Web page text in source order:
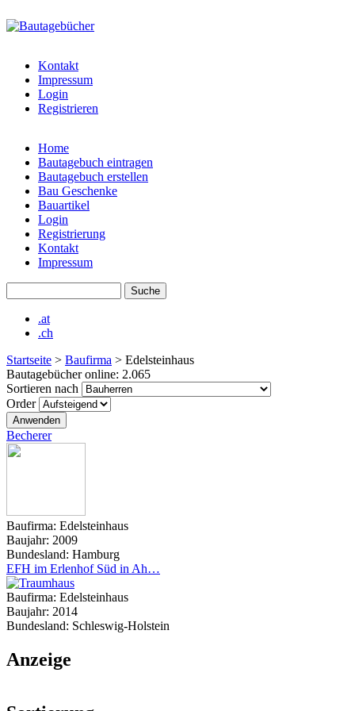
bautagebuch-
liste.de
Kontakt
Impressum
Login
Registrieren
Hauptmenü
Home
Bautagebuch eintragen
Bautagebuch erstellen
Bau Geschenke
Bauartikel
Login
Registrierung
Kontakt
Impressum
.at
.ch
Startseite > Baufirma > Edelsteinhaus
Bautagebücher online: 2.065
Sortieren nach
Order
Becherer
Baufirma: Edelsteinhaus
Baujahr: 2009
Bundesland: Hamburg
EFH im Erlenhof Süd in Ah…
Baufirma: Edelsteinhaus
Baujahr: 2014
Bundesland: Schleswig-Holstein
Anzeige